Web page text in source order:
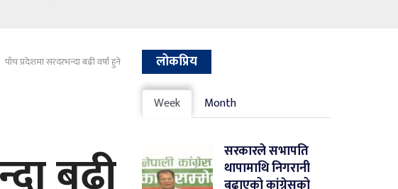
प्रदेशमा सरदरभन्दा बढी वर्षा हुने लोकप्रिय
Week Month
सरकारले सभापति
थापामाथि निगरानी